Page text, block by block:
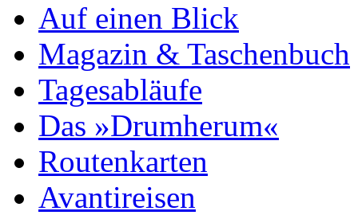
Auf einen Blick
Magazin & Taschenbuch
Tagesabläufe
Das »Drumherum«
Routenkarten
Avantireisen